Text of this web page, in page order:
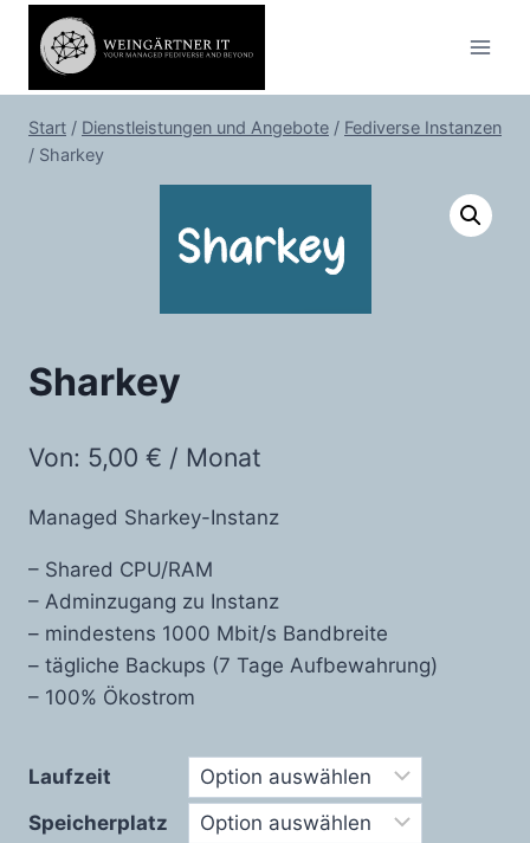
Inhalt
springen
Start / Dienstleistungen und Angebote / Fediverse Instanzen
/ Sharkey
Sharkey
Von: 5,00 € / Monat
Managed Sharkey-Instanz
– Shared CPU/RAM
– Adminzugang zu Instanz
– mindestens 1000 Mbit/s Bandbreite
– tägliche Backups (7 Tage Aufbewahrung)
– 100% Ökostrom
Laufzeit
Speicherplatz